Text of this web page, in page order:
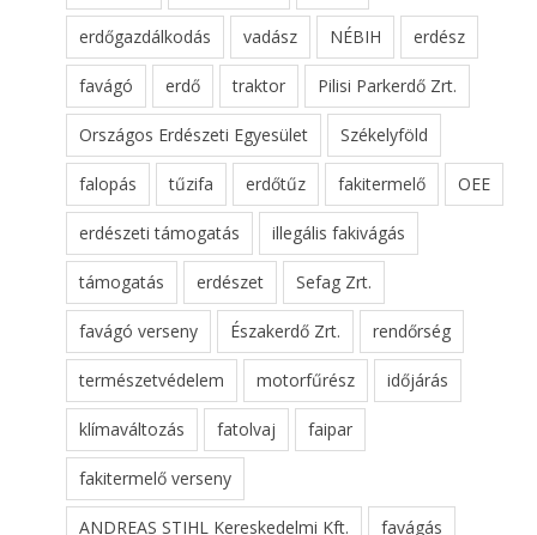
erdőgazdálkodás vadász NÉBIH erdész
favágó erdő traktor Pilisi Parkerdő Zrt.
Országos Erdészeti Egyesület Székelyföld
falopás tűzifa erdőtűz fakitermelő OEE
erdészeti támogatás illegális fakivágás
támogatás erdészet Sefag Zrt.
favágó verseny Északerdő Zrt. rendőrség
természetvédelem motorfűrész időjárás
klímaváltozás fatolvaj faipar
fakitermelő verseny
ANDREAS STIHL Kereskedelmi Kft. favágás